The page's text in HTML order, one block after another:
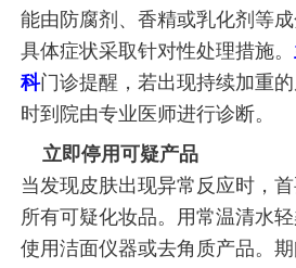
能由防腐剂、香精或乳化剂等
具体症状采取针对性处理措施。
科门诊提醒，若出现持续加重
时到院由专业医师进行诊断。
立即停用可疑产品
当发现皮肤出现异常反应时，
所有可疑化妆品。用常温清水
使用洁面仪器或去角质产品。